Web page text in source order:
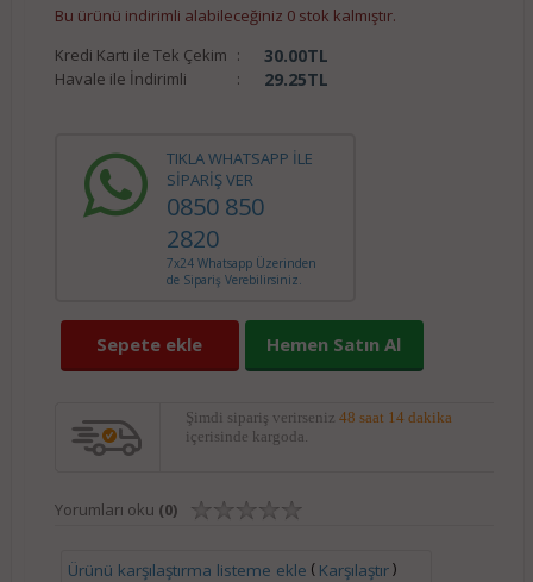
Bu ürünü indirimli alabileceğiniz 0 stok kalmıştır.
Kredi Kartı ile Tek Çekim : 30.00TL
Havale ile İndirimli : 29.25TL
TIKLA WHATSAPP İLE
SİPARİŞ VER
0850 850
2820
7x24 Whatsapp Üzerinden
de Sipariş Verebilirsiniz.
Sepete ekle Hemen Satın Al
Şimdi sipariş verirseniz 48 saat 14 dakika
içerisinde kargoda.
Yorumları oku (0)
Ürünü karşılaştırma listeme ekle ( Karşılaştır)